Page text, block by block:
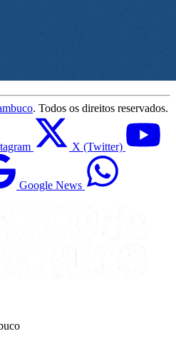
. Todos os direitos reservados.
X (Twitter)
Google News